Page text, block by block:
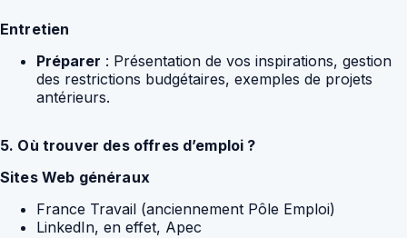
Entretien
Préparer : Présentation de vos inspirations, gestion
des restrictions budgétaires, exemples de projets
antérieurs.
5. Où trouver des offres d’emploi ?
Sites Web généraux
France Travail (anciennement Pôle Emploi)
LinkedIn, en effet, Apec